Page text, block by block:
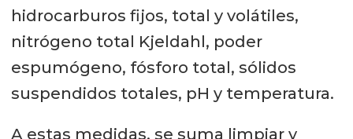
hidrocarburos fijos, total y volátiles,
nitrógeno total Kjeldahl, poder
espumógeno, fósforo total, sólidos
suspendidos totales, pH y temperatura.
A estas medidas, se suma limpiar y